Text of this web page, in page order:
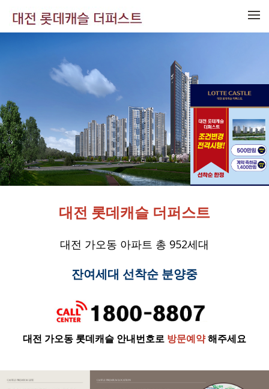
대전 롯데캐슬 더퍼스트
대전 가오동 아파트 총 952세대
잔여세대 선착순 분양중
대전 가오동 롯데캐슬 안내번호로 방문예약해주세요